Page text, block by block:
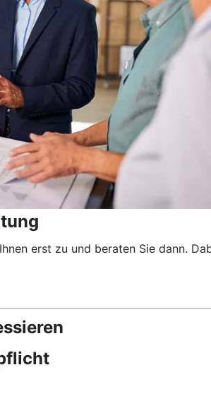
erst zu und beraten Sie dann.